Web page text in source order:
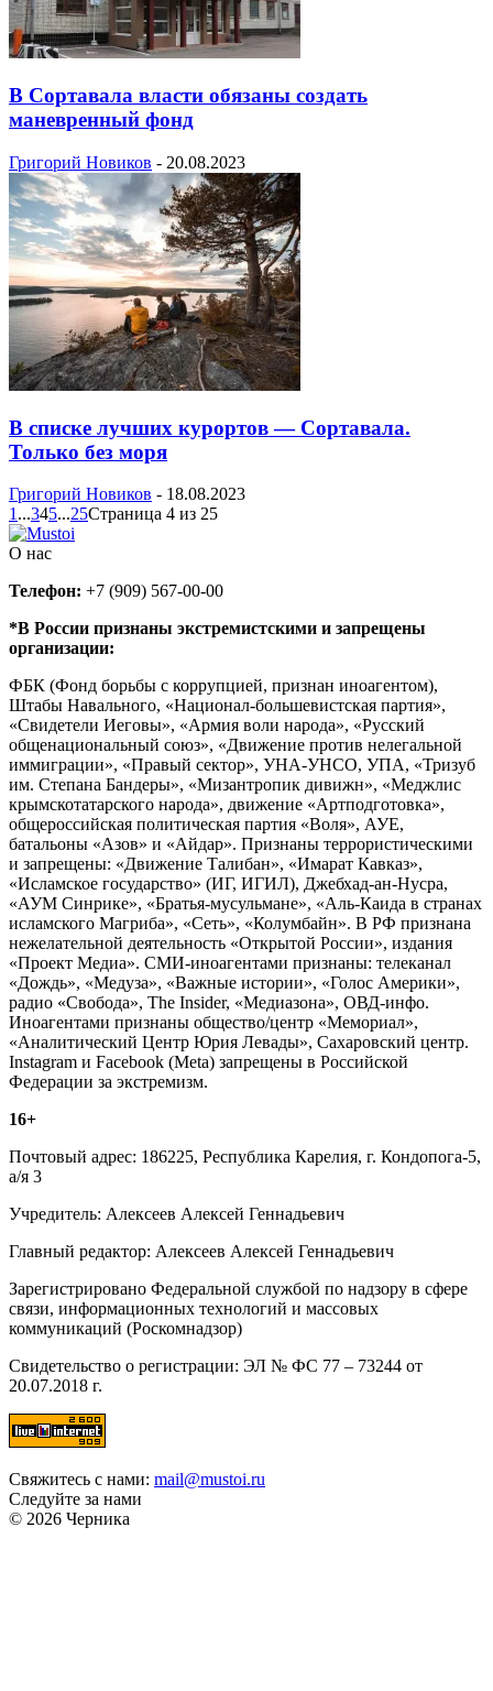
В Сортавала власти обязаны создать
маневренный фонд
Григорий Новиков - 20.08.2023
В списке лучших курортов — Сортавала.
Только без моря
Григорий Новиков - 18.08.2023
1 ...345...25Страница 4 из 25
О нас
Телефон: +7 (909) 567-00-00
*В России признаны экстремистскими и запрещены
организации:
ФБК (Фонд борьбы с коррупцией, признан иноагентом),
Штабы Навального, «Национал-большевистская партия»,
«Свидетели Иеговы», «Армия воли народа», «Русский
общенациональный союз», «Движение против нелегальной
иммиграции», «Правый сектор», УНА-УНСО, УПА, «Тризуб
им. Степана Бандеры», «Мизантропик дивижн», «Меджлис
крымскотатарского народа», движение «Артподготовка»,
общероссийская политическая партия «Воля», АУЕ,
батальоны «Азов» и «Айдар». Признаны террористическими
и запрещены: «Движение Талибан», «Имарат Кавказ»,
«Исламское государство» (ИГ, ИГИЛ), Джебхад-ан-Нусра,
«АУМ Синрике», «Братья-мусульмане», «Аль-Каида в странах
исламского Магриба», «Сеть», «Колумбайн». В РФ признана
нежелательной деятельность «Открытой России», издания
«Проект Медиа». СМИ-иноагентами признаны: телеканал
«Дождь», «Медуза», «Важные истории», «Голос Америки»,
радио «Свобода», The Insider, «Медиазона», ОВД-инфо.
Иноагентами признаны общество/центр «Мемориал»,
«Аналитический Центр Юрия Левады», Сахаровский центр.
Instagram и Facebook (Metа) запрещены в Российской
Федерации за экстремизм.
16+
Почтовый адрес: 186225, Республика Карелия, г. Кондопога-5,
а/я 3
Учредитель: Алексеев Алексей Геннадьевич
Главный редактор: Алексеев Алексей Геннадьевич
Зарегистрировано Федеральной службой по надзору в сфере
связи, информационных технологий и массовых
коммуникаций (Роскомнадзор)
Свидетельство о регистрации: ЭЛ № ФС 77 – 73244 от
20.07.2018 г.
Свяжитесь с нами: mail@mustoi.ru
Следуйте за нами
© 2026 Черника